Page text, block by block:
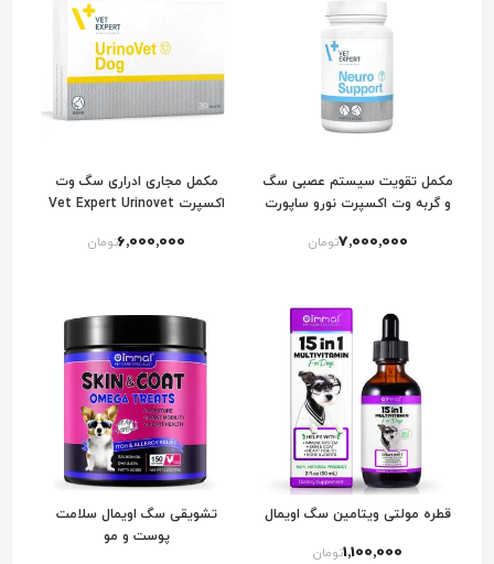
مکمل تقویت سیستم عصبی سگ
و گربه وت اکسپرت نورو ساپورت
7٬000٬000تومان
مکمل مجاری ادراری سگ وت
اکسپرت Vet Expert Urinovet
6٬000٬000تومان
قطره مولتی ویتامین سگ اویمال
1٬100٬000تومان
تشویقی سگ اویمال سلامت
پوست و مو